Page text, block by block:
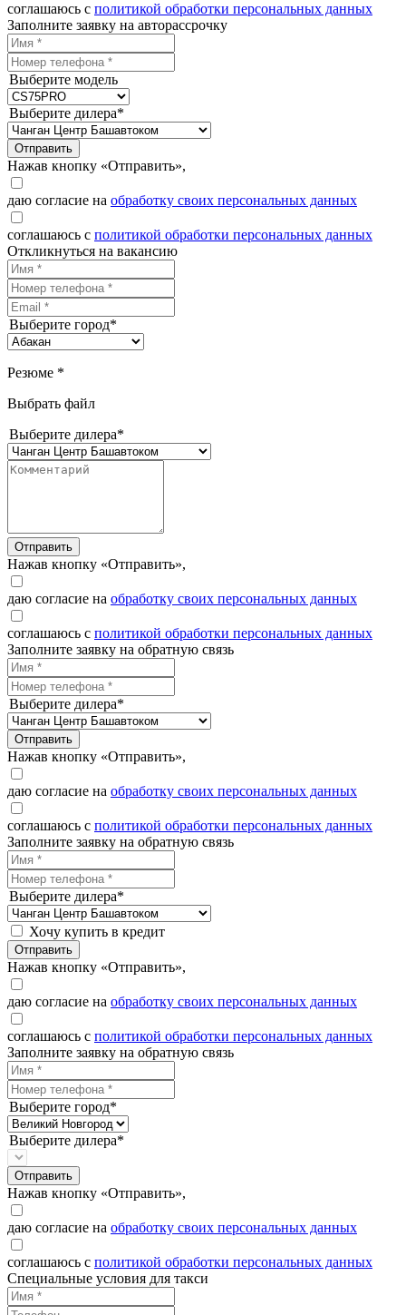
соглашаюсь с политикой обработки персональных данных
Заполните заявку на авторассрочку
Выберите модель
Выберите дилера*
Отправить
Нажав кнопку «Отправить»,
даю согласие на обработку своих персональных данных
соглашаюсь с политикой обработки персональных данных
Откликнуться на вакансию
Выберите город*
Резюме *
Выбрать файл
Выберите дилера*
Отправить
Нажав кнопку «Отправить»,
даю согласие на обработку своих персональных данных
соглашаюсь с политикой обработки персональных данных
Заполните заявку на обратную связь
Выберите дилера*
Отправить
Нажав кнопку «Отправить»,
даю согласие на обработку своих персональных данных
соглашаюсь с политикой обработки персональных данных
Заполните заявку на обратную связь
Выберите дилера*
Хочу купить в кредит
Отправить
Нажав кнопку «Отправить»,
даю согласие на обработку своих персональных данных
соглашаюсь с политикой обработки персональных данных
Заполните заявку на обратную связь
Выберите город*
Выберите дилера*
Отправить
Нажав кнопку «Отправить»,
даю согласие на обработку своих персональных данных
соглашаюсь с политикой обработки персональных данных
Специальные условия для такси